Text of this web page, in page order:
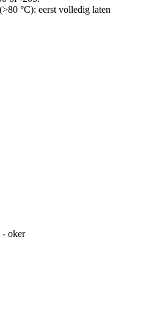
°C): eerst volledig laten
- oker